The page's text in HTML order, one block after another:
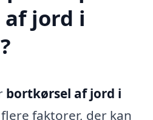
jord i
bortkørsel af jord i
faktorer, der kan